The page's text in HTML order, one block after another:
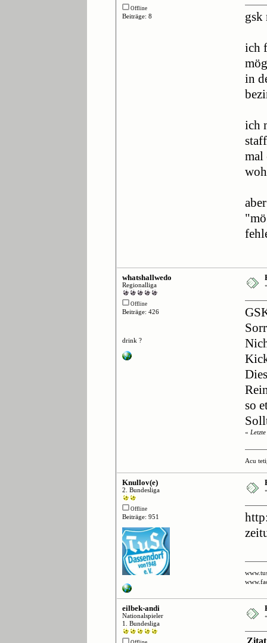
Offline
Beiträge: 8 gsk
ich
in
ich
mal
whatshallwedo
Regionalliga
Offline
Beiträge: 426
drink ?
so
«
Acu
Knullov(e)
2. Bundesliga
Offline
Beiträge: 951
eilbek-andi
Nationalspieler
1. Bundesliga